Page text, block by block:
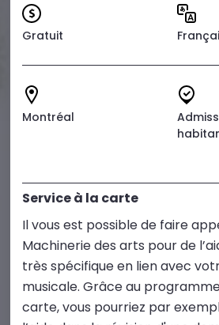
Gratuit
Montréal
Service à la carte
Il vous est possible de faire
Machinerie des arts pour de
très spécifique en lien avec
musicale. Grâce au
carte, vous pourriez par